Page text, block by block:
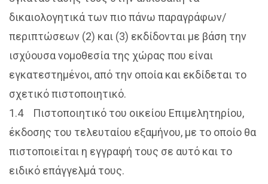
δικαιολογητικά των πιο πάνω παραγράφων/
περιπτώσεων (2) και (3) εκδίδονται με βάση την
ισχύουσα νομοθεσία της χώρας που είναι
εγκατεστημένοι, από την οποία και εκδίδεται το
σχετικό πιστοποιητικό.
1.4 Πιστοποιητικό του οικείου Επιμελητηρίου,
έκδοσης του τελευταίου εξαμήνου, με το οποίο θα
πιστοποιείται η εγγραφή τους σε αυτό και το
ειδικό επάγγελμά τους.